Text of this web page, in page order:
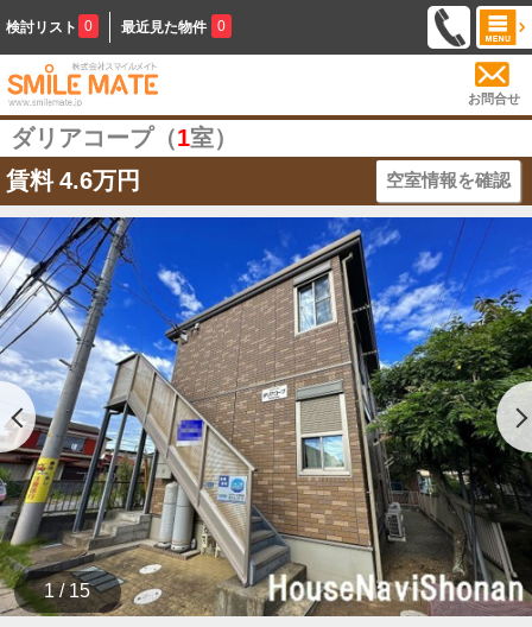
検討リスト 0 最近見た物件 0
お問合せ
ダリアコープ（1室）
賃料 4.6万円 空室情報を確認
1 / 15